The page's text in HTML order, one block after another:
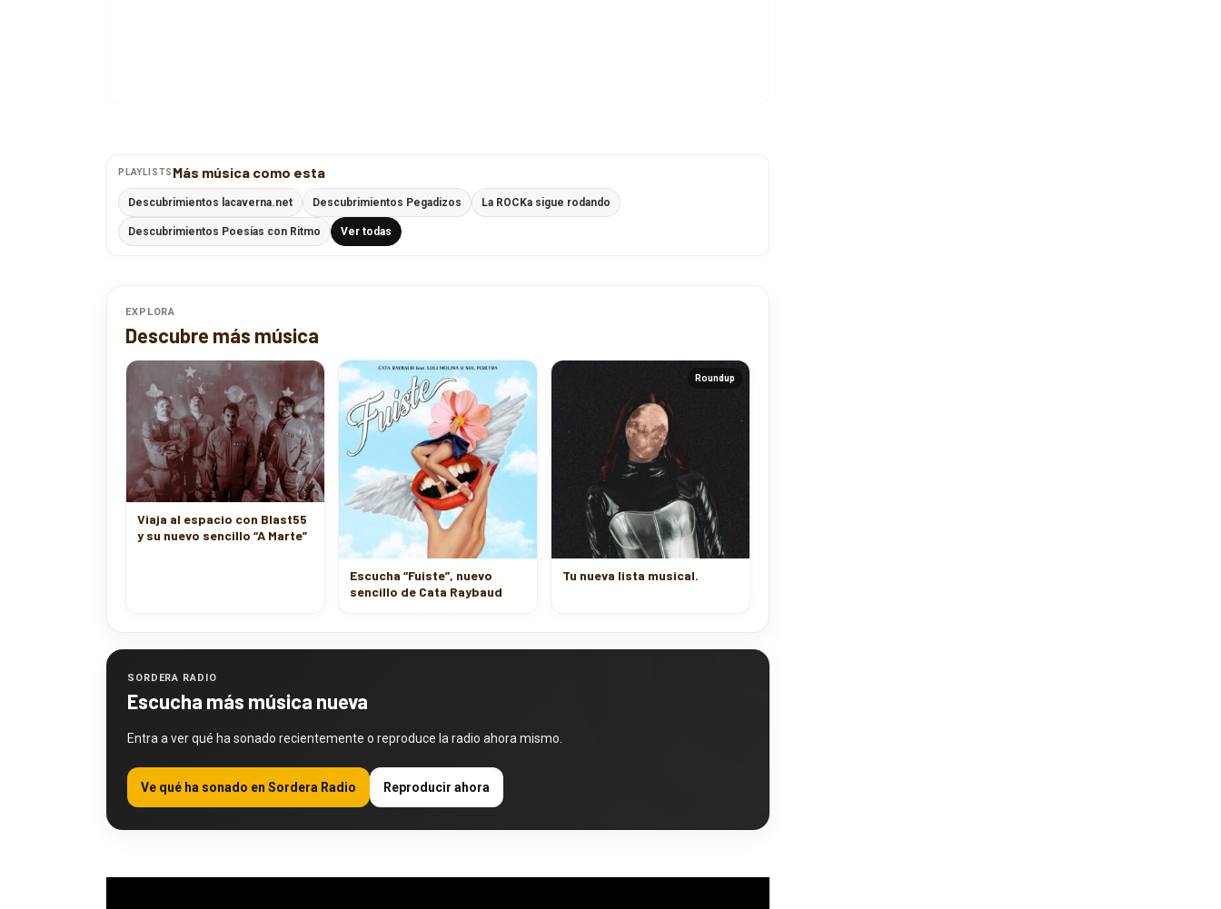
PLAYLISTS Más música como esta
Descubrimientos lacaverna.net Descubrimientos Pegadizos La ROCKa sigue rodando
Descubrimientos Poesías con Ritmo Ver todas
EXPLORA
Descubre más música
Viaja al espacio con Blast55
y su nuevo sencillo “A Marte”
Escucha “Fuiste”, nuevo
sencillo de Cata Raybaud
Roundup
Tu nueva lista musical.
SORDERA RADIO
Escucha más música nueva
Entra a ver qué ha sonado recientemente o reproduce la radio ahora mismo.
Ve qué ha sonado en Sordera Radio Reproducir ahora